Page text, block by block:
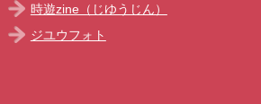
時遊zine（じゆうじん）
ジユウフォト